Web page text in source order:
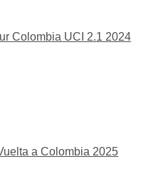
Colombia UCI 2.1 2024
a Colombia 2025